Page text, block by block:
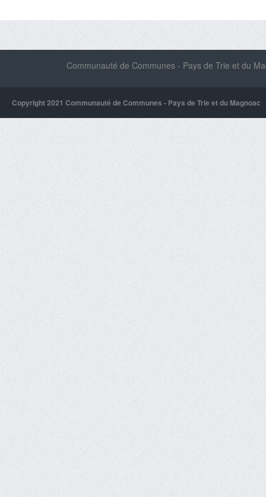
Communauté de Communes - Pays de Trie et du
Copyright 2021 Communauté de Communes - Pays de Trie et du Magnoac